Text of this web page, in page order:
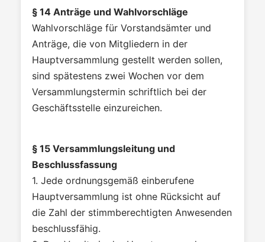
§ 14 Anträge und Wahlvorschläge
Wahlvorschläge für Vorstandsämter und
Anträge, die von Mitgliedern in der
Hauptversammlung gestellt werden sollen,
sind spätestens zwei Wochen vor dem
Versammlungstermin schriftlich bei der
Geschäftsstelle einzureichen.
§ 15 Versammlungsleitung und
Beschlussfassung
1. Jede ordnungsgemäß einberufene
Hauptversammlung ist ohne Rücksicht auf
die Zahl der stimmberechtigten Anwesenden
beschlussfähig.